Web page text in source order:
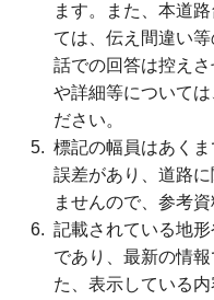
ます。また、本道
ては、伝え間違い
話での回答は控え
や詳細等について
ださい。
標記の幅員はあく
誤差があり、道路
ませんので、参考
記載されている地
であり、最新の情
た、表示している